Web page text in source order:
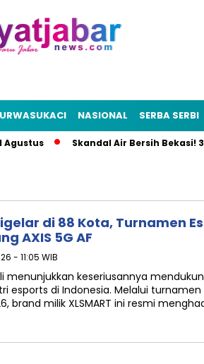
NASIONAL SERBA SERBI
Skandal Air Bersih Bekasi! 3
di 88 Kota, Turnamen
AXIS 5G AF
- 11:05 WIB
menunjukkan keseriusannya
esports di Indonesia. Melalui turnamen
brand milik XLSMART ini resmi